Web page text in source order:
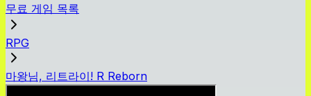
무료 게임 목록
RPG
마왕님, 리트라이! R Reborn